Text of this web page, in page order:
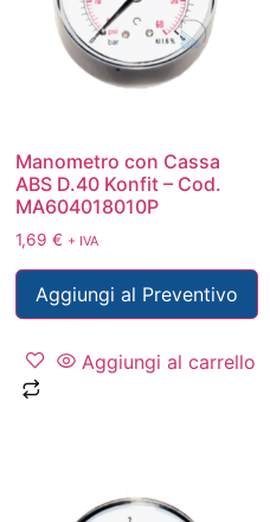
Manometro con Cassa
ABS D.40 Konfit – Cod.
MA604018010P
1,69 € + IVA
Aggiungi al Preventivo
Aggiungi al carrello